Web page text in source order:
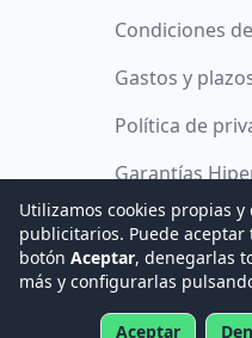
Condiciones
Gastos y
Política de
Garantías
Política de
© 2008 -2026Hogar
Utilizamos cookies propias
publicitarios. Puede aceptar
botón Aceptar, denegarlas
más y configurarlas
Aceptar